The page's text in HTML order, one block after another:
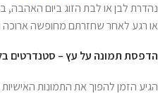
נהדרת לבן או לבת הזוג ביום האהבה,
או רגע לאחר שחזרתם מחופשה ארוכה
הדפסת תמונה על עץ – סטנדרטים
הגיע הזמן להפוך את התמונות